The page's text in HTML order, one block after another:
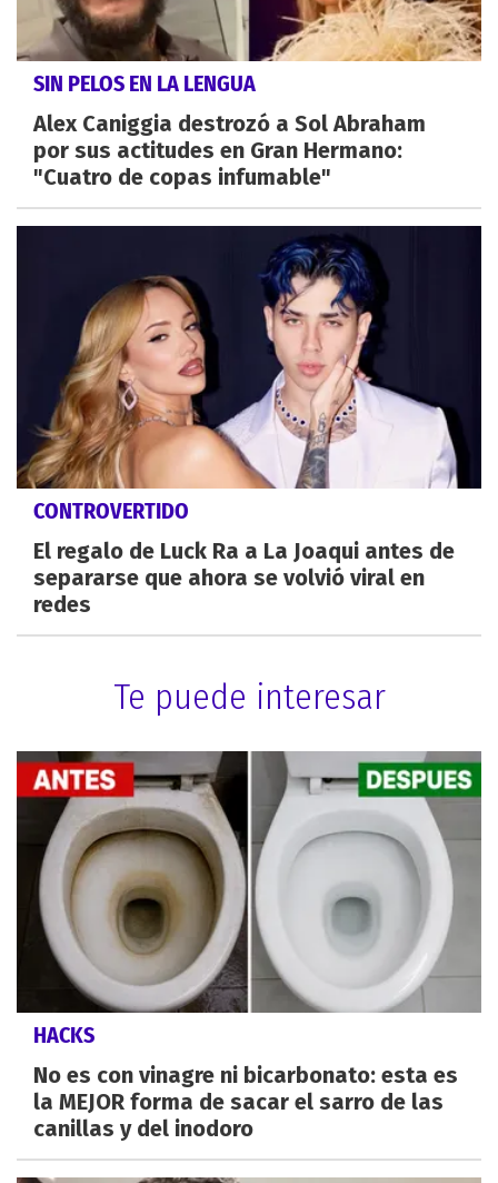
SIN PELOS EN LA LENGUA
Alex Caniggia destrozó a Sol Abraham
por sus actitudes en Gran Hermano:
"Cuatro de copas infumable"
CONTROVERTIDO
El regalo de Luck Ra a La Joaqui antes de
separarse que ahora se volvió viral en
redes
Te puede interesar
HACKS
No es con vinagre ni bicarbonato: esta es
la MEJOR forma de sacar el sarro de las
canillas y del inodoro